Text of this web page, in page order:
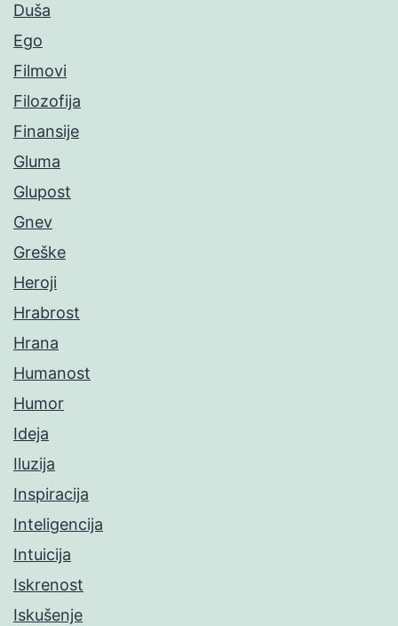
Duša
Ego
Filmovi
Filozofija
Finansije
Gluma
Glupost
Gnev
Greške
Heroji
Hrabrost
Hrana
Humanost
Humor
Ideja
Iluzija
Inspiracija
Inteligencija
Intuicija
Iskrenost
Iskušenje